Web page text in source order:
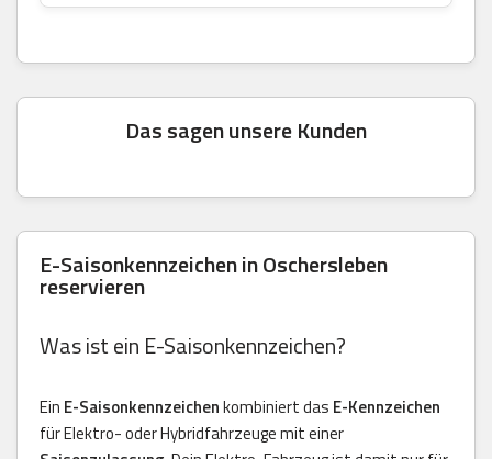
Das sagen unsere Kunden
E-Saisonkennzeichen in Oschersleben
reservieren
Was ist ein E-Saisonkennzeichen?
Ein E-Saisonkennzeichenkombiniert das E-Kennzeichen
für Elektro- oder Hybridfahrzeuge mit einer